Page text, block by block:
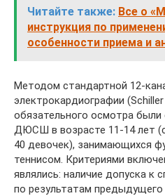
Читайте также: Все о
инструкция по
особенности приема и
Методом стандартной 12-
электрокардиографии
обязательного осмотра
ДЮСШ в возрасте 11-14 лет
40 девочек), занимающихся
теннисом. Критериями
являлись: наличие допуска к
по результатам предыдущего